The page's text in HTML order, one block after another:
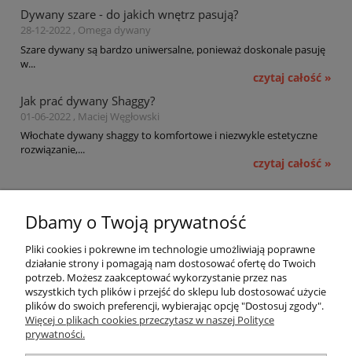
Dywany szare - do jakich wnętrz pasują?
28-12-2022 , Omega dywany
Szare dywany są bardzo uniwersalne, ponieważ doskonale pasuję
w...
czytaj całość »
Jak prać dywany Shaggy?
01-06-2022 , Maciej Węgłowski
Włochate dywany shaggy to komfortowe i niezwykle estetyczne
rozwiązanie,...
czytaj całość »
Płatności i dostawa
Informacje
Dbamy o Twoją prywatność
Pliki cookies i pokrewne im technologie umożliwiają poprawne
działanie strony i pomagają nam dostosować ofertę do Twoich
potrzeb. Możesz zaakceptować wykorzystanie przez nas
wszystkich tych plików i przejść do sklepu lub dostosować użycie
plików do swoich preferencji, wybierając opcję "Dostosuj zgody".
Więcej o plikach cookies przeczytasz w naszej Polityce
prywatności.